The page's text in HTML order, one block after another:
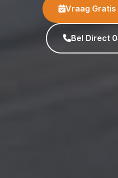
Vraag
Bel Direct